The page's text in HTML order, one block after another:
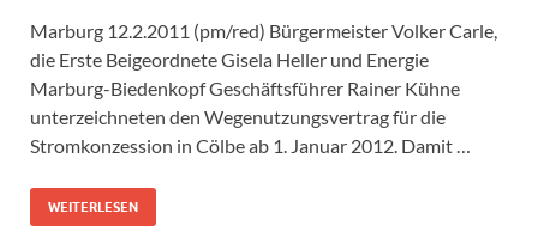
Marburg 12.2.2011 (pm/red) Bürgermeister Volker Carle,
die Erste Beigeordnete Gisela Heller und Energie
Marburg-Biedenkopf Geschäftsführer Rainer Kühne
unterzeichneten den Wegenutzungsvertrag für die
Stromkonzession in Cölbe ab 1. Januar 2012. Damit …
WEITERLESEN